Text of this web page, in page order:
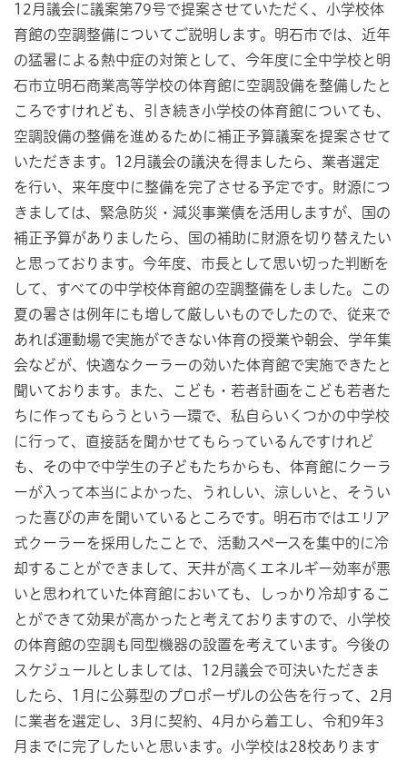
12月議会に議案第79号で提案させていただく、小学校体
育館の空調整備についてご説明します。明石市では、近年
の猛暑による熱中症の対策として、今年度に全中学校と明
石市立明石商業高等学校の体育館に空調設備を整備したと
ころですけれども、引き続き小学校の体育館についても、
空調設備の整備を進めるために補正予算議案を提案させて
いただきます。12月議会の議決を得ましたら、業者選定
を行い、来年度中に整備を完了させる予定です。財源につ
きましては、緊急防災・減災事業債を活用しますが、国の
補正予算がありましたら、国の補助に財源を切り替えたい
と思っております。今年度、市長として思い切った判断を
して、すべての中学校体育館の空調整備をしました。この
夏の暑さは例年にも増して厳しいものでしたので、従来で
あれば運動場で実施ができない体育の授業や朝会、学年集
会などが、快適なクーラーの効いた体育館で実施できたと
聞いております。また、こども・若者計画をこども若者た
ちに作ってもらうという一環で、私自らいくつかの中学校
に行って、直接話を聞かせてもらっているんですけれど
も、その中で中学生の子どもたちからも、体育館にクーラ
ーが入って本当によかった、うれしい、涼しいと、そうい
った喜びの声を聞いているところです。明石市ではエリア
式クーラーを採用したことで、活動スペースを集中的に冷
却することができまして、天井が高くエネルギー効率が悪
いと思われていた体育館においても、しっかり冷却するこ
とができて効果が高かったと考えておりますので、小学校
の体育館の空調も同型機器の設置を考えています。今後の
スケジュールとしましては、12月議会で可決いただきま
したら、1月に公募型のプロポーザルの公告を行って、2月
に業者を選定し、3月に契約、4月から着工し、令和9年3
月までに完了したいと思います。小学校は28校あります